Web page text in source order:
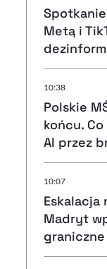
Metą i
10:38
Polskie
końcu.
AI przez
10:07
Eskalacja
Madryt
graniczne